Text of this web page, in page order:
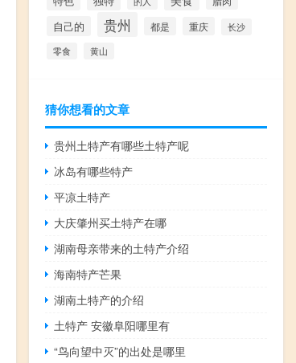
自己的 贵州 都是 重庆
长沙
零食
黄山
猜你想看的文章
贵州土特产有哪些土特产呢
冰岛有哪些特产
平凉土特产
大庆肇州买土特产在哪
湖南母亲带来的土特产介绍
海南特产芒果
湖南土特产的介绍
土特产 安徽阜阳哪里有
“鸟向望中灭”的出处是哪里